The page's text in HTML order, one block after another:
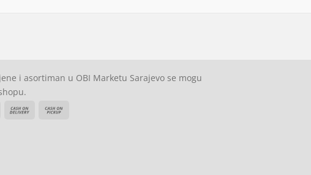
i asortiman u OBI Marketu Sarajevo se mogu
Bank
Cash